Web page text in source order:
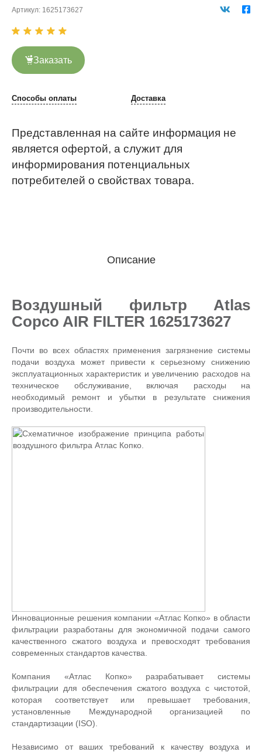
Артикул: 1625173627
Заказать
Способы оплаты Доставка
Представленная на сайте информация не
является офертой, а служит для
информирования потенциальных
потребителей о свойствах товара.
Описание
Воздушный фильтр Atlas
Copco AIR FILTER 1625173627
Почти во всех областях применения загрязнение системы
подачи воздуха может привести к серьезному снижению
эксплуатационных характеристик и увеличению расходов на
техническое обслуживание, включая расходы на
необходимый ремонт и убытки в результате снижения
производительности.
Инновационные решения компании «Атлас Копко» в области
фильтрации разработаны для экономичной подачи самого
качественного сжатого воздуха и превосходят требования
современных стандартов качества.
Компания «Атлас Копко» разрабатывает системы
фильтрации для обеспечения сжатого воздуха с чистотой,
которая соответствует или превышает требования,
установленные Международной организацией по
стандартизации (ISO).
Независимо от ваших требований к качеству воздуха и